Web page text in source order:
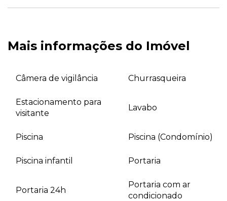
Mais informações do Imóvel
Câmera de vigilância Churrasqueira
Estacionamento para
visitante
Lavabo
Piscina Piscina (Condomínio)
Piscina infantil Portaria
Portaria 24h
Portaria com ar
condicionado